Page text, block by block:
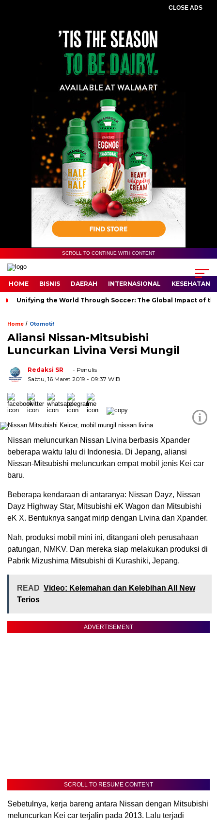
CLOSE ADS
SCROLL TO CONTINUE WITH CONTENT
HOME BISNIS DAERAH INTERNASIONAL KESEHATAN
Unifying the World Through Soccer: The Global Impact of
Home / Otomotif
Aliansi Nissan-Mitsubishi
Luncurkan Livina Versi Mungil
Redaksi SR
- Penulis
Sabtu, 16 Maret 2019 - 09:37 WIB
i
Nissan meluncurkan Nissan Livina berbasis Xpander
beberapa waktu lalu di Indonesia. Di Jepang, aliansi
Nissan-Mitsubishi meluncurkan empat mobil jenis Kei car
baru.
Beberapa kendaraan di antaranya: Nissan Dayz, Nissan
Dayz Highway Star, Mitsubishi eK Wagon dan Mitsubishi
eK X. Bentuknya sangat mirip dengan Livina dan Xpander.
Nah, produksi mobil mini ini, ditangani oleh perusahaan
patungan, NMKV. Dan mereka siap melakukan produksi di
Pabrik Mizushima Mitsubishi di Kurashiki, Jepang.
READ Video: Kelemahan dan Kelebihan All New
Terios
ADVERTISEMENT
SCROLL TO RESUME CONTENT
Sebetulnya, kerja bareng antara Nissan dengan Mitsubishi
meluncurkan Kei car terjalin pada 2013. Lalu terjadi